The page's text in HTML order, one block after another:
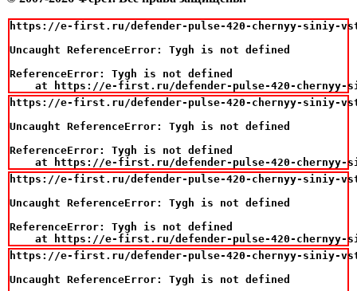
https://e-first.ru/defender-pulse-420-chernyy-siniy-
Uncaught ReferenceError: Tygh is not defined
ReferenceError: Tygh is not defined
at https://e-first.ru/defender-pulse-420-chernyy-
https://e-first.ru/defender-pulse-420-chernyy-siniy-
Uncaught ReferenceError: Tygh is not defined
ReferenceError: Tygh is not defined
at https://e-first.ru/defender-pulse-420-chernyy-
https://e-first.ru/defender-pulse-420-chernyy-siniy-
Uncaught ReferenceError: Tygh is not defined
ReferenceError: Tygh is not defined
at https://e-first.ru/defender-pulse-420-chernyy-
https://e-first.ru/defender-pulse-420-chernyy-siniy-
Uncaught ReferenceError: Tygh is not defined